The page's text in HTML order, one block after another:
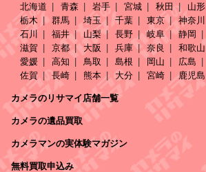
北海道
青森 岩手 宮城 秋田 山形
栃木
群馬 埼玉 千葉 東京 神奈川
石川
福井 山梨 長野 岐阜 静岡
滋賀
京都 大阪 兵庫 奈良 和歌山
愛媛
高知 鳥取 島根 岡山 広島
佐賀
長崎 熊本 大分 宮崎 鹿児島
カメラのリサマイ店舗一覧
カメラの遺品買取
カメラマンの実体験マガジン
無料買取申込み